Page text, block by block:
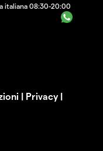
italiana 08:30-20:00
| Privacy|